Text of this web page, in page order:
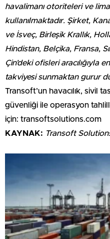
havalimanı otoriteleri ve
kullanılmaktadır. Şirket,
ve İsveç, Birleşik Krallık,
Hindistan, Belçika, Fransa,
Çin’deki ofisleri aracılığıyla
takviyesi sunmaktan gurur
Transoft’un havacılık, sivil
güvenliği ile operasyon
için: transoftsolutions.com
KAYNAK: Transoft